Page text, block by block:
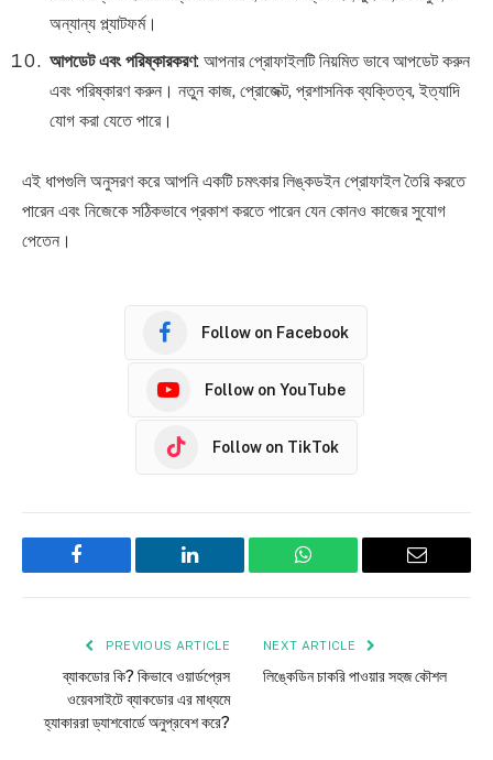
অন্যান্য প্ল্যাটফর্ম।
আপডেট এবং পরিষ্কারকরণ: আপনার প্রোফাইলটি নিয়মিত ভাবে আপডেট করুন
এবং পরিষ্কারণ করুন। নতুন কাজ, প্রোজেক্ট, প্রশাসনিক ব্যক্তিত্ব, ইত্যাদি
যোগ করা যেতে পারে।
এই ধাপগুলি অনুসরণ করে আপনি একটি চমৎকার লিঙ্কডইন প্রোফাইল তৈরি করতে
পারেন এবং নিজেকে সঠিকভাবে প্রকাশ করতে পারেন যেন কোনও কাজের সুযোগ
পেতেন।
Follow on Facebook
Follow on YouTube
Follow on TikTok
Facebook LinkedIn WhatsApp Email
PREVIOUS ARTICLE
ব্যাকডোর কি? কিভাবে ওয়ার্ডপ্রেস
ওয়েবসাইটে ব্যাকডোর এর মাধ্যমে
হ্যাকাররা ড্যাশবোর্ডে অনুপ্রবেশ করে?
NEXT ARTICLE
লিঙ্কেডিন চাকরি পাওয়ার সহজ কৌশল